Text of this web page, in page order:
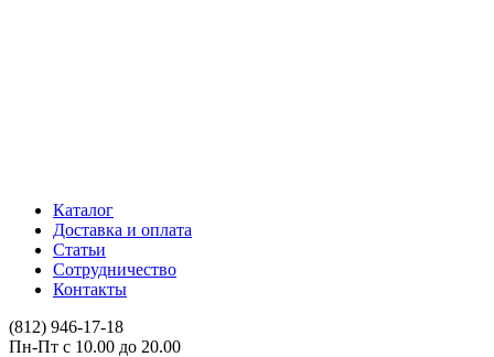
Каталог
Доставка и оплата
Статьи
Сотрудничество
Контакты
(812) 946-17-18
Пн-Пт с 10.00 до 20.00